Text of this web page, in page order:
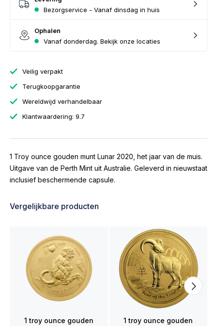
Bezorgservice - Vanaf dinsdag in huis
Ophalen
Vanaf donderdag. Bekijk onze locaties
Veilig verpakt
Terugkoopgarantie
Wereldwijd verhandelbaar
Klantwaardering: 9.7
1 Troy ounce gouden munt Lunar 2020, het jaar van de muis.
Uitgave van de Perth Mint uit Australie. Geleverd in nieuwstaat
inclusief beschermende capsule.
Vergelijkbare producten
1 troy ounce gouden
1 troy ounce gouden